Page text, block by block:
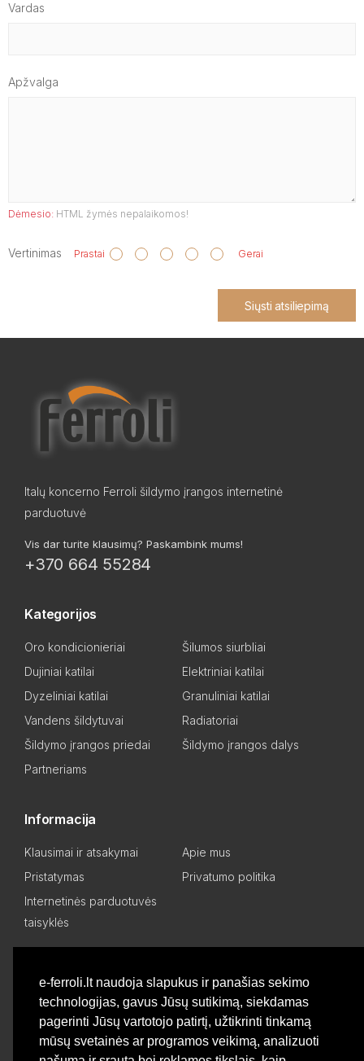
e-ferroli.lt naudoja slapukus ir panašias sekimo
technologijas, gavus Jūsų sutikimą, siekdamas
pagerinti Jūsų vartotojo patirtį, užtikrinti tinkamą
mūsų svetainės ar programos veikimą, analizuoti
Vardas
Apžvalga
Dėmesio: HTML žymės nepalaikomos!
Vertinimas Prastai Gerai
Siųsti atsiliepimą
Italų koncerno Ferroli šildymo įrangos internetinė
parduotuvė
Vis dar turite klausimų? Paskambink mums!
+370 664 55284
Kategorijos
Oro kondicionieriai
Šilumos siurbliai
Dujiniai katilai
Elektriniai katilai
Dyzeliniai katilai
Granuliniai katilai
Vandens šildytuvai
Radiatoriai
Šildymo įrangos priedai
Šildymo įrangos dalys
Partneriams
Informacija
Klausimai ir atsakymai
Apie mus
Pristatymas
Privatumo politika
Internetinės parduotuvės
taisyklės
Asmeninis kabinetas
Pageidavimų sąrašas
Palyginti produktus
Basket